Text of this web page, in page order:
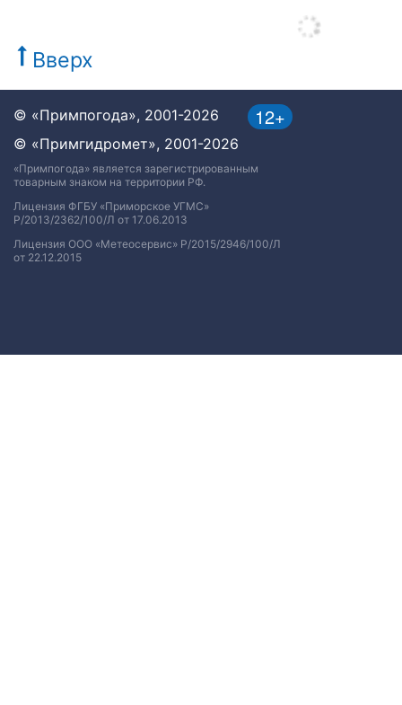
Вверх
12+
© «Примпогода», 2001-2026
© «Примгидромет», 2001-2026
«Примпогода» является зарегистрированным
товарным знаком на территории РФ.
Лицензия ФГБУ «Приморское УГМС»
Р/2013/2362/100/Л от 17.06.2013
Лицензия ООО «Метеосервис» Р/2015/2946/100/Л
от 22.12.2015